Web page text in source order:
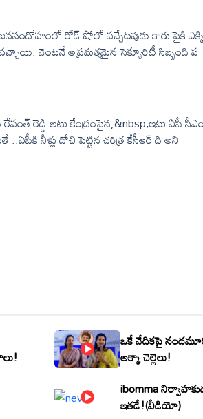
రోడ్ షోలో వచ్చేటపుడు కారు పైకి
వచ్చాయి. వెంటనే అప్రమత్తమైన సెక్యూరిటీ సిబ్బంది
తప్పింది.&nbsp;
రెడ్డి.అటు కేంద్రంపైన,&nbsp;ఇటు ఏపీ
నీళ్లు దోచి పెట్టిన చరిత్ర కేసీఆర్ ది అని
ఒకే వేదికపై
అక్కా చెల్లెలు!
ibomma
ఇతడే!(వీడియో)